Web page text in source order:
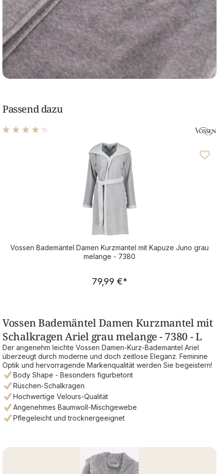
Passend dazu
Durchschnittliche Bewertung von 4.31 von 5 Sternen
Vossen Bademäntel Damen Kurzmantel mit Kapuze Juno grau
melange - 7380
Regulärer Preis:
79,99 €*
Vossen Bademäntel Damen Kurzmantel mit
Schalkragen Ariel grau melange - 7380 - L
Der angenehm leichte Vossen Damen-Kurz-Bademantel Ariel
überzeugt durch moderne und doch zeitlose Eleganz. Feminine
Optik und hervorragende Markenqualität werden Sie begeistern!
Body Shape - Besonders figurbetont
Rüschen-Schalkragen
Hochwertige Velours-Qualität
Angenehmes Baumwoll-Mischgewebe
Pflegeleicht und trocknergeeignet